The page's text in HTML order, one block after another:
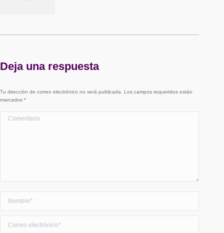
Deja una respuesta
Tu dirección de correo electrónico no será publicada. Los campos requeridos están
marcados *
Comentario